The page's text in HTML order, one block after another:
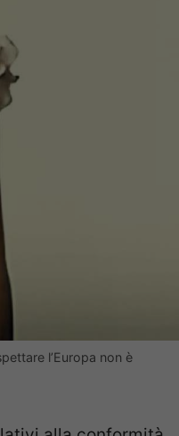
l’Europa non è